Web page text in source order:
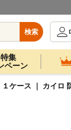
検索
集
ペーン
ケース ｜ カイロ